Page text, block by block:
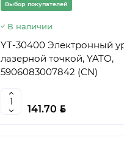
Выбор покупателей
В наличии
YT-30400 Электронный
лазерной точкой, YATO,
5906083007842 (CN)
141.70 BYN